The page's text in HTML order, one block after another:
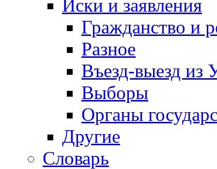
Иски и заявления
Гражданство и
Разное
Въезд-выезд из
Выборы
Органы
Другие
Словарь